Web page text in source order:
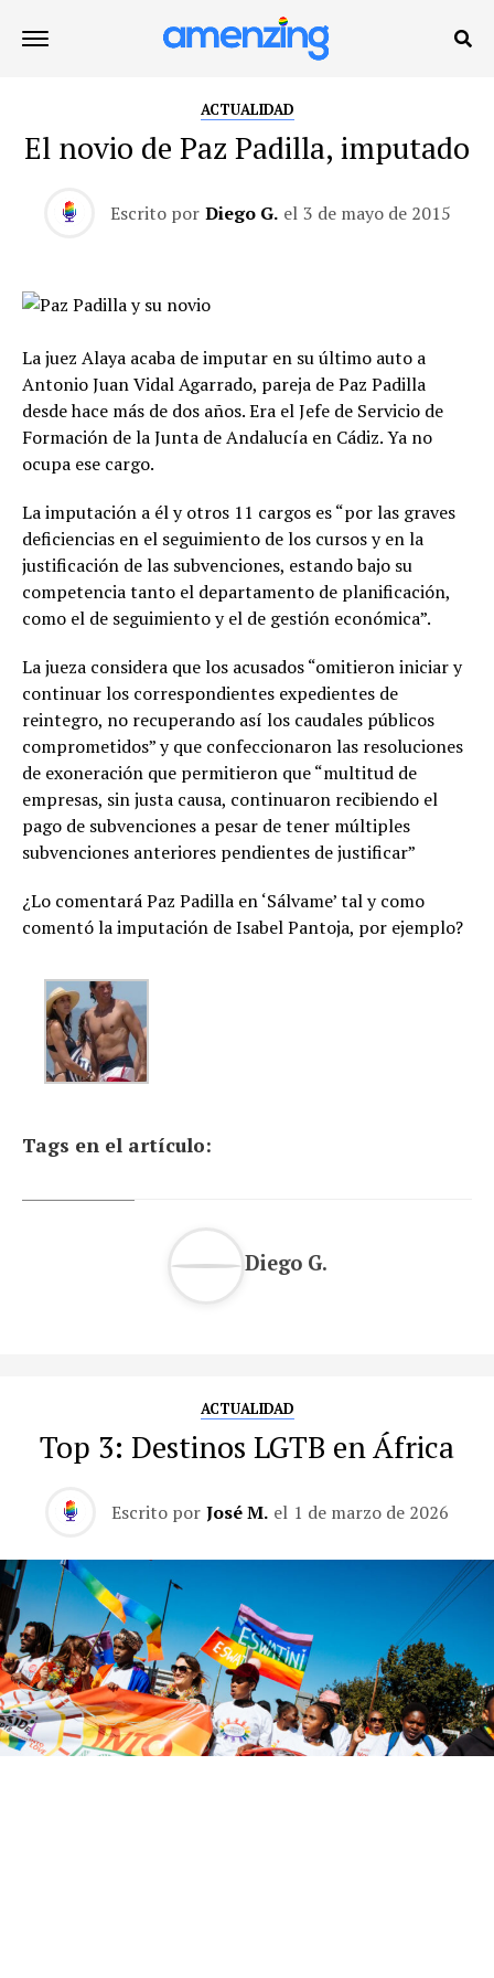
ACTUALIDAD
El novio de Paz Padilla, imputado
Escrito por Diego G. el 3 de mayo de 2015
La juez Alaya acaba de imputar en su último auto a
Antonio Juan Vidal Agarrado, pareja de Paz Padilla
desde hace más de dos años. Era el Jefe de Servicio de
Formación de la Junta de Andalucía en Cádiz. Ya no
ocupa ese cargo.
La imputación a él y otros 11 cargos es “por las graves
deficiencias en el seguimiento de los cursos y en la
justificación de las subvenciones, estando bajo su
competencia tanto el departamento de planificación,
como el de seguimiento y el de gestión económica”.
La jueza considera que los acusados “omitieron iniciar y
continuar los correspondientes expedientes de
reintegro, no recuperando así los caudales públicos
comprometidos” y que confeccionaron las resoluciones
de exoneración que permitieron que “multitud de
empresas, sin justa causa, continuaron recibiendo el
pago de subvenciones a pesar de tener múltiples
subvenciones anteriores pendientes de justificar”
¿Lo comentará Paz Padilla en ‘Sálvame’ tal y como
comentó la imputación de Isabel Pantoja, por ejemplo?
Tags en el artículo:
Diego G.
ACTUALIDAD
Top 3: Destinos LGTB en África
Escrito por José M. el 1 de marzo de 2026